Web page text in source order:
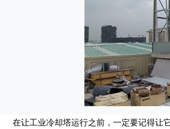
在让工业冷却塔运行之前，一定要记得让它